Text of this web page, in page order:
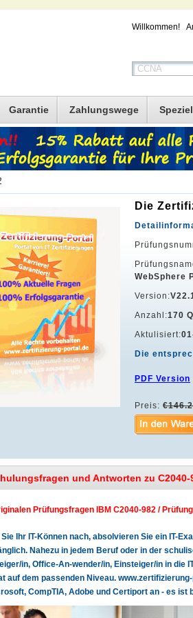
Willkommen!
Garantie Zahlungswege
Die
WebSphere
Version:
Anzahl:170
Aktulisiert:
Die
PDF Version
Preis:
und Antworten zu C2040-
Prüfungsfragen IBM C2040-982 /
Ihr IT-Können nach, absolvieren Sie ein IT-
Nahezu in jedem Beruf oder in der
in, Office-An-wender/in, Einsteiger/in in die
auf dem passenden Niveau.
CompTIA, Adobe und Certiport an - es ist